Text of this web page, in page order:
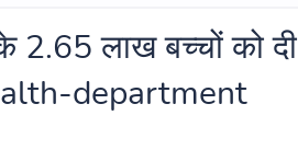
2.65 लाख बच्चों को दी
department